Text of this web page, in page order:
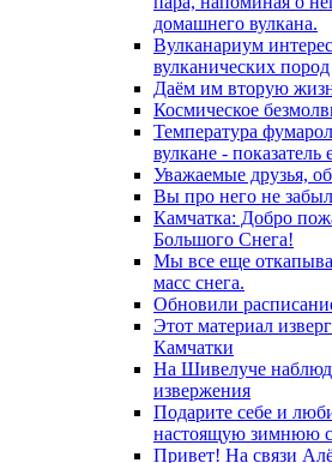
домашнего вулкана.
Вулканариум
вулканических пород
Даём им вторую
Космическое
Температура
вулкане - показатель
Уважаемые друзья,
Вы про него не
Камчатка: Добро
Большого Снега!
Мы все еще
масс снега.
Обновили
Этот материал
Камчатки
На Шивелуче
извержения
Подарите себе и
настоящую зимнюю
Привет! На связи